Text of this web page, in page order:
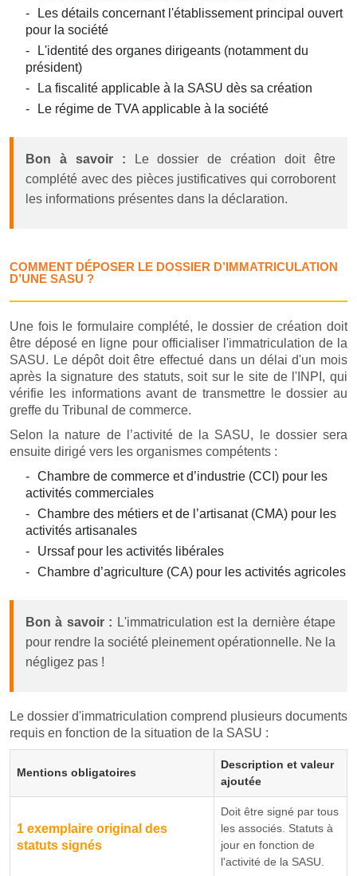
Les détails concernant l'établissement principal ouvert
pour la société
L'identité des organes dirigeants (notamment du
président)
La fiscalité applicable à la SASU dès sa création
Le régime de TVA applicable à la société
Bon à savoir : Le dossier de création doit être
complété avec des pièces justificatives qui corroborent
les informations présentes dans la déclaration.
COMMENT DÉPOSER LE DOSSIER D’IMMATRICULATION
D’UNE SASU ?
Une fois le formulaire complété, le dossier de création doit
être déposé en ligne pour officialiser l'immatriculation de la
SASU. Le dépôt doit être effectué dans un délai d'un mois
après la signature des statuts, soit sur le site de l'INPI, qui
vérifie les informations avant de transmettre le dossier au
greffe du Tribunal de commerce.
Selon la nature de l’activité de la SASU, le dossier sera
ensuite dirigé vers les organismes compétents :
Chambre de commerce et d’industrie (CCI) pour les
activités commerciales
Chambre des métiers et de l’artisanat (CMA) pour les
activités artisanales
Urssaf pour les activités libérales
Chambre d’agriculture (CA) pour les activités agricoles
Bon à savoir : L'immatriculation est la dernière étape
pour rendre la société pleinement opérationnelle. Ne la
négligez pas !
Le dossier d'immatriculation comprend plusieurs documents
requis en fonction de la situation de la SASU :
Mentions obligatoires
Description et valeur
ajoutée
1 exemplaire original des
statuts signés
Doit être signé par tous
les associés. Statuts à
jour en fonction de
l'activité de la SASU.